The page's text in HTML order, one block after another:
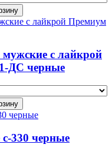
мужские с лайкрой
ДС черные
330 черные